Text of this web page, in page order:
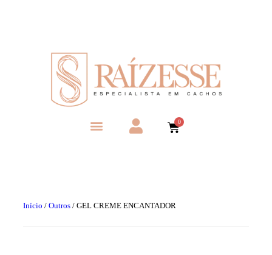
Início / Outros / GEL CREME ENCANTADOR